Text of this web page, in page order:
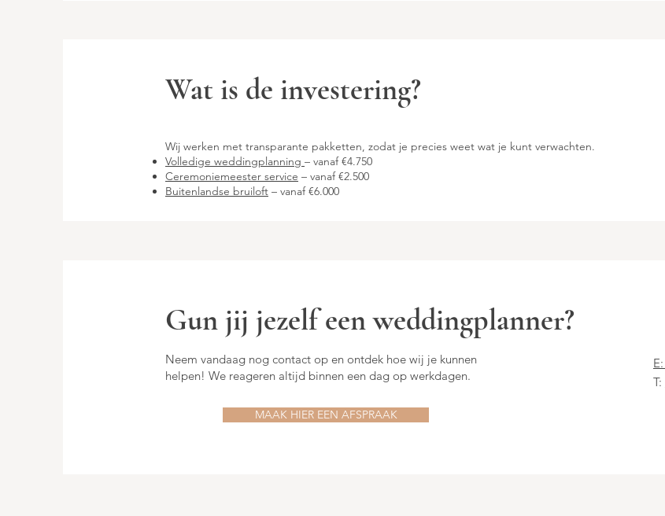
Wat is de investering?
Wij werken met transparante pakketten, zodat je precies weet wat je kunt verwachten.
Volledige weddingplanning – vanaf €4.750
Ceremoniemeester service – vanaf €2.500
Buitenlandse bruiloft – vanaf €6.000
Gun jij jezelf een weddingplanner?
Neem vandaag nog contact op en ontdek hoe wij je kunnen
helpen! We reageren altijd binnen een dag op werkdagen.
E:
T:
MAAK HIER EEN AFSPRAAK